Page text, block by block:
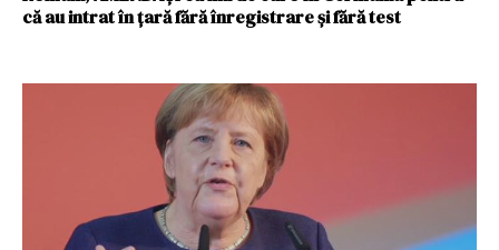
că au intrat în țară fără înregistrare și fără test